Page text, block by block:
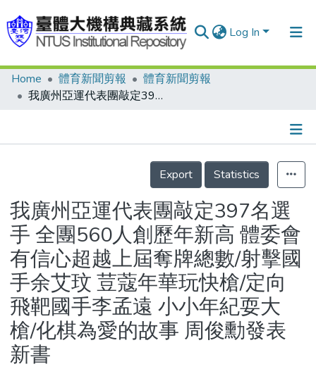
Log In
Communities & Collections
Statistics
Home 體育新聞剪報
體育新聞剪報
我廣州亞運代表團敲定397名選手 全團560人創歷年新高 體委會有信心超越上屆奪牌總數/射擊國手余艾玟 荳蔻年華玩快槍/定向飛靶國手李孟遠 小小年紀耍大槍/化棋為愛的故事 周俊勳發表新書
Details
Export
Statistics
我廣州亞運代表團敲定397名選
手 全團560人創歷年新高 體委會
有信心超越上屆奪牌總數/射擊國
手余艾玟 荳蔻年華玩快槍/定向
飛靶國手李孟遠 小小年紀耍大
槍/化棋為愛的故事 周俊勳發表
新書